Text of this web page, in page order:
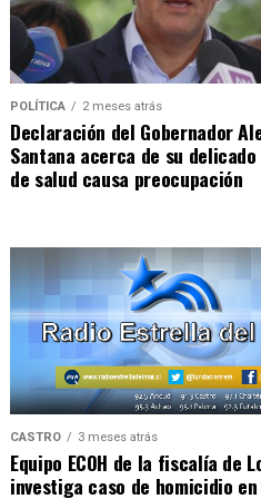
POLÍTICA 2 meses atrás
Declaración del Gobernador
Santana acerca de su
de salud causa preocupación
CASTRO 3 meses atrás
Equipo ECOH de la fiscalía de
investiga caso de homicidio